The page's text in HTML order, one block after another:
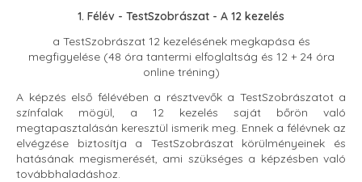
1. Félév - TestSzobrászat - A 12 kezelés
a TestSzobrászat 12 kezelésének megkapása és
megfigyelése (48 óra tantermi elfoglaltság és 12 + 24 óra
online tréning)
A képzés első félévében a résztvevők a TestSzobrászatot a
színfalak mögül, a 12 kezelés saját bőrön való
megtapasztalásán keresztül ismerik meg. Ennek a félévnek az
elvégzése biztosítja a TestSzobrászat körülményeinek és
hatásának megismerését, ami szükséges a képzésben való
továbbhaladáshoz.